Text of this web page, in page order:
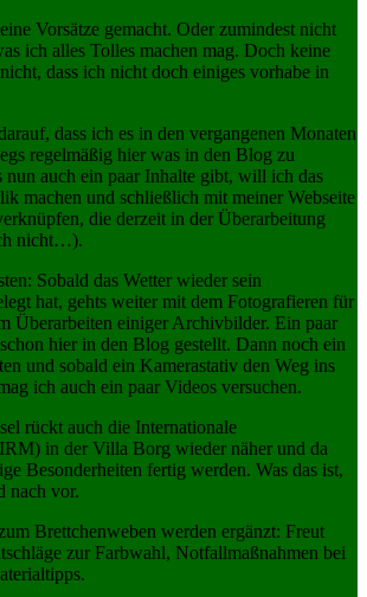
Vorsätze gemacht. Oder zumindest nicht
ich alles Tolles machen mag. Doch keine
dass ich nicht doch einiges vorhabe in
dass ich es in den vergangenen Monaten
regelmäßig hier was in den Blog zu
nun auch ein paar Inhalte gibt, will ich das
machen und schließlich mit meiner Webseite
die derzeit in der Überarbeitung
nicht…).
Sobald das Wetter wieder sein
hat, gehts weiter mit dem Fotografieren für
Überarbeiten einiger Archivbilder. Ein paar
hier in den Blog gestellt. Dann noch ein
und sobald ein Kamerastativ den Weg ins
ich auch ein paar Videos versuchen.
rückt auch die Internationale
in der Villa Borg wieder näher und da
Besonderheiten fertig werden. Was das ist,
nach vor.
Brettchenweben werden ergänzt: Freut
zur Farbwahl, Notfallmaßnahmen bei